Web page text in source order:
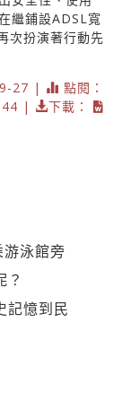
繼鋪設ADSL寬
次扮演著行動先
27 |
點閱：
|
下載：
泳館旁
？
記憶到民